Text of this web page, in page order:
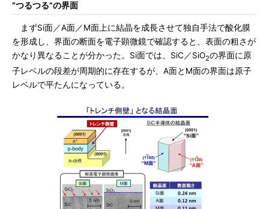
“つるつる”の界面
まずSi面／A面／M面上に結晶を成長させて独自手法で酸化膜
を形成し、界面の断面を電子顕微鏡で確認すると、表面の粗さが
かなり異なることが分かった。Si面では、SiC／SiO2の界面に原
子レベルの段差が周期的に存在するが、A面とM面の界面は原子
レベルで平たんになっている。